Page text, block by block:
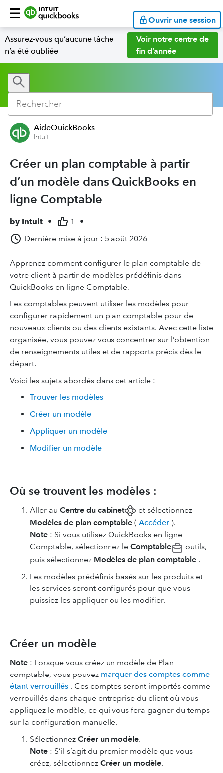
Ouvrir une session
Assurez-vous qu’aucune tâche
n’a été oubliée
Voir notre centre de
fin d’année
AideQuickBooks
Intuit
Créer un plan comptable à partir
d’un modèle dans QuickBooks en
ligne Comptable
by Intuit • 1
•
Dernière mise à jour : 5 août 2026
Apprenez comment configurer le plan comptable de
votre client à partir de modèles prédéfinis dans
QuickBooks en ligne Comptable,
Les comptables peuvent utiliser les modèles pour
configurer rapidement un plan comptable pour de
nouveaux clients ou des clients existants. Avec cette liste
organisée, vous pouvez vous concentrer sur l’obtention
de renseignements utiles et de rapports précis dès le
départ.
Voici les sujets abordés dans cet article :
Trouver les modèles
Créer un modèle
Appliquer un modèle
Modifier un modèle
Où se trouvent les modèles :
Aller au Centre du cabinet
et sélectionnez
Modèles de plan comptable ( Accéder ).
Note : Si vous utilisez ​QuickBooks en ligne
Comptable, sélectionnez le Comptable
outils,
puis sélectionnez Modèles de plan comptable .
Les modèles prédéfinis basés sur les produits et
les services seront configurés pour que vous
puissiez les appliquer ou les modifier.
Créer un modèle
Note : Lorsque vous créez un modèle de Plan
comptable, vous pouvez marquer des comptes comme
étant verrouillés . Ces comptes seront importés comme
verrouillés dans chaque entreprise du client où vous
appliquez le modèle, ce qui vous fera gagner du temps
sur la configuration manuelle.
Sélectionnez Créer un modèle.
Note : S’il s’agit du premier modèle que vous
créez, sélectionnez Créer un modèle.